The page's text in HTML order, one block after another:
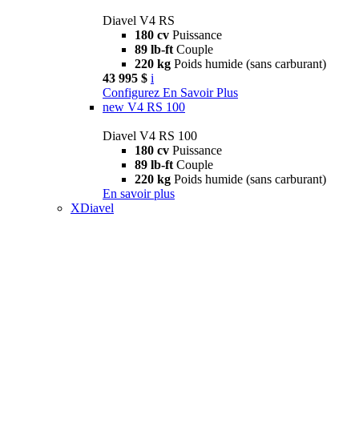
Diavel V4 RS
180 cv Puissance
89 lb-ft Couple
220 kg Poids humide (sans carburant)
43 995 $ i
Configurez En Savoir Plus
new V4 RS 100
Diavel V4 RS 100
180 cv Puissance
89 lb-ft Couple
220 kg Poids humide (sans carburant)
En savoir plus
XDiavel